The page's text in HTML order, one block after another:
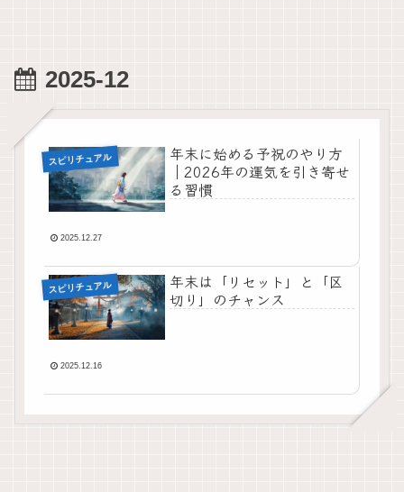
2025-12
スピリチュアル
年末に始める予祝のやり方
｜2026年の運気を引き寄せ
る習慣
2025.12.27
スピリチュアル
年末は「リセット」と「区
切り」のチャンス
2025.12.16